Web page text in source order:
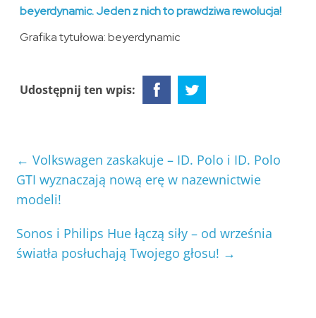
beyerdynamic. Jeden z nich to prawdziwa rewolucja!
Grafika tytułowa: beyerdynamic
Udostępnij ten wpis:
← Volkswagen zaskakuje – ID. Polo i ID. Polo
GTI wyznaczają nową erę w nazewnictwie
modeli!
Sonos i Philips Hue łączą siły – od września
światła posłuchają Twojego głosu! →